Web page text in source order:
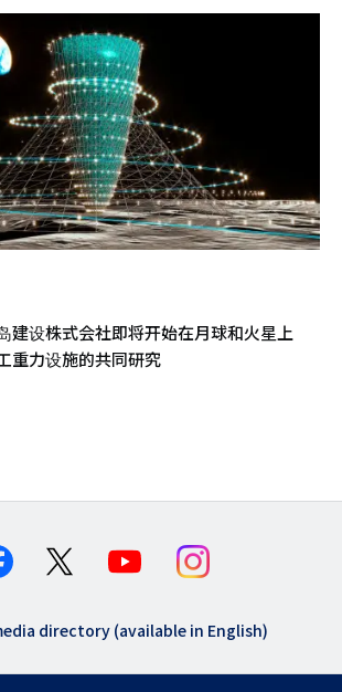
建设株式会社即将开始在月球和火星上
重力设施的共同研究
directory (available in English)